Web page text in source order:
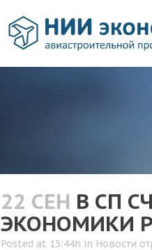
22 СЕН В СП
ЭКОНОМИКИ
Posted at 15:44h in Новости